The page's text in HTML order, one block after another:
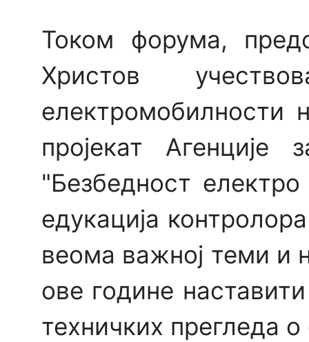
Током форума,
Христов
електромобилности
пројекат Агенције
"Безбедност електро
едукација
веома важној теми и
ове године
техничких прегледа о